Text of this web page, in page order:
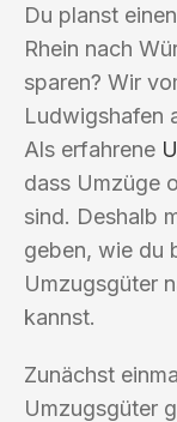
Du planst
Rhein nach
sparen? Wir
Ludwigshafen
Als erfahrene
dass Umzüge
sind. Deshalb
geben, wie du
Umzugsgüter
kannst.
Zunächst
Umzugsgüter